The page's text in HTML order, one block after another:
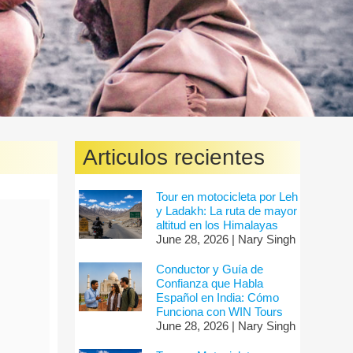
Articulos recientes
Tour en motocicleta por Leh
y Ladakh: La ruta de mayor
altitud en los Himalayas
June 28, 2026 | Nary Singh
Conductor y Guía de
Confianza que Habla
Español en India: Cómo
Funciona con WIN Tours
June 28, 2026 | Nary Singh